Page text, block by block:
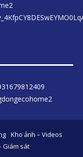
Kho ảnh – Videos
Giám sát